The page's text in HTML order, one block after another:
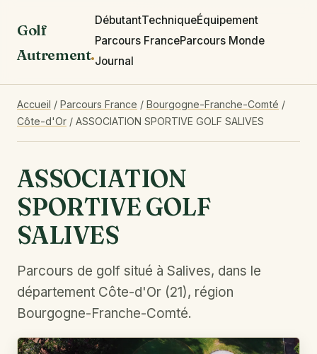
Golf
Autrement.
DébutantTechniqueÉquipement
Parcours FranceParcours Monde
Journal
Accueil / Parcours France / Bourgogne-Franche-Comté /
Côte-d'Or / ASSOCIATION SPORTIVE GOLF SALIVES
ASSOCIATION
SPORTIVE GOLF
SALIVES
Parcours de golf situé à Salives, dans le
département Côte-d'Or (21), région
Bourgogne-Franche-Comté.